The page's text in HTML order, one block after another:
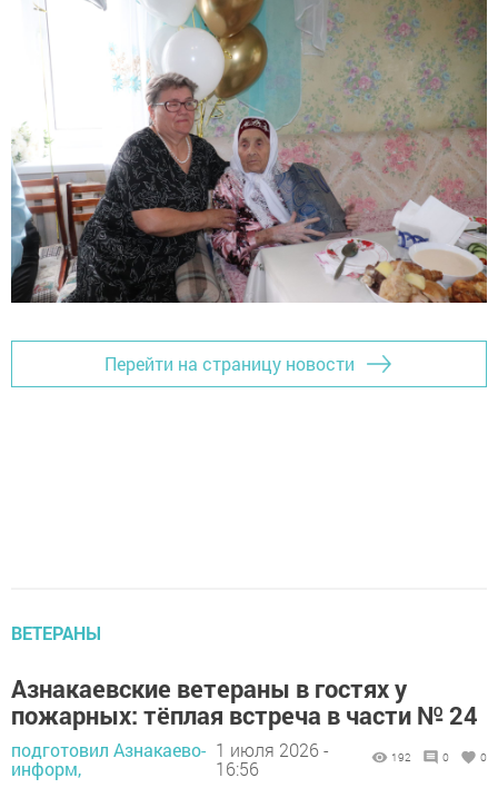
Перейти на страницу новости
ВЕТЕРАНЫ
Азнакаевские ветераны в гостях у
пожарных: тёплая встреча в части № 24
подготовил Азнакаево-
информ,
1 июля 2026 -
16:56
192 0 0